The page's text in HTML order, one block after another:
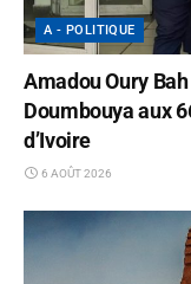
A - POLITIQUE
Amadou Oury
Doumbouya aux
d’Ivoire
6 AOÛT 2026